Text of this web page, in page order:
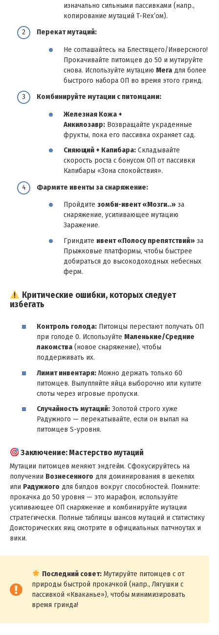
изначально сильными пассивками (напр.,
копирование мутаций T-Rex’ом).
Перекат мутаций:
Не соглашайтесь на Блестящего/Инверсного!
Прокачивайте питомцев до 50 и мутируйте
снова. Используйте мутацию Мега для более
быстрого набора ОП во время этого гринд.
Комбинируйте мутации с питомцами:
Железная Кожа +
Анкилозавр: Возвращайте украденные
фрукты, пока его пассивка охраняет сад.
Сияющий + Капибара: Складывайте
скорость роста с бонусом ОП от пассивки
Капибары «Зона спокойствия».
Фармите ивенты за снаряжение:
Пройдите зомби-ивент «Мозги..» за
снаряжение, усиливающее мутацию
Заражение.
Гриндите ивент «Полосу препятствий» за
Прыжковые платформы, чтобы быстрее
добираться до высокодоходных небесных
ферм.
Критические ошибки, которых следует
избегать
Контроль голода: Питомцы перестают получать ОП
при голоде 0. Используйте Маленькие/Средние
лакомства (новое снаряжение), чтобы
поддерживать их.
Лимит инвентаря: Можно держать только 60
питомцев. Вылупляйте яйца выборочно или купите
слоты через игровые пропуски.
Случайность мутаций: Золотой строго хуже
Радужного — перекатывайте, если он выпал на
питомцев S-уровня.
Заключение: Мастерство мутаций
Мутации питомцев меняют эндгейм. Сфокусируйтесь на
получении Вознесенного для доминирования в шекелях
или Радужного для билдов вокруг способностей. Помните:
прокачка до 50 уровня — это марафон, используйте
усиливающее ОП снаряжение и комбинируйте мутации
стратегически. Полные таблицы шансов мутаций и статистику
Доисторических яиц смотрите в официальных патчноутах и
вики.
Последний совет: Мутируйте питомцев с от
природы быстрой прокачкой (напр., Лягушки с
пассивкой «Кваканье»), чтобы минимизировать
время гринда!